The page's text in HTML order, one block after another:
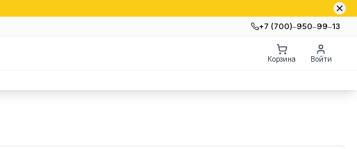
+7 (700)‒950‒99‒13
Корзина Войти